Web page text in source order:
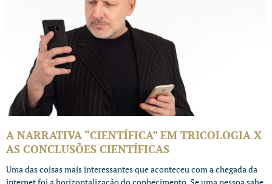
A NARRATIVA “CIENTÍFICA” EM TRICOLOGIA X
AS CONCLUSÕES CIENTÍFICAS
Uma das coisas mais interessantes que aconteceu com a chegada da